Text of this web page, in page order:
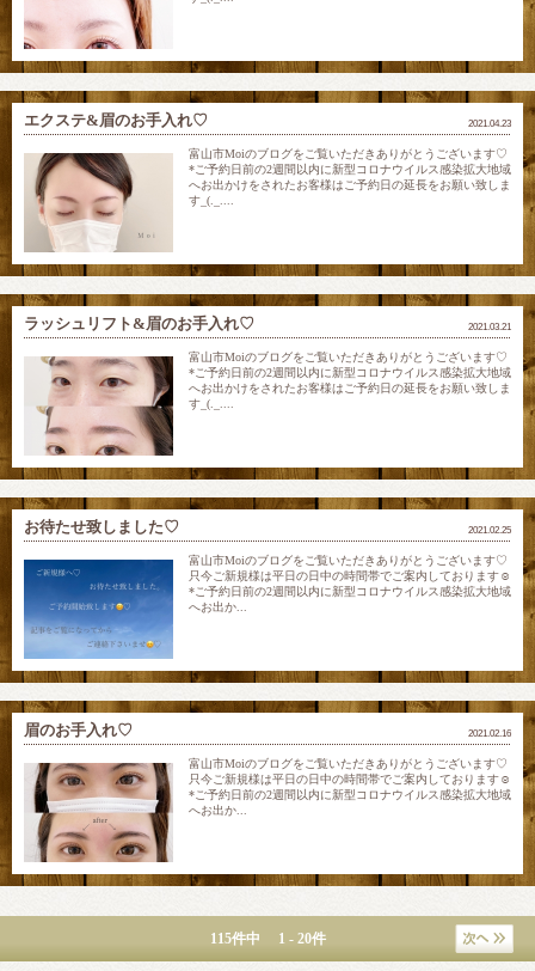
2021.04.23
エクステ&眉のお手入れ♡
富山市Moiのブログをご覧いただきありがとうございます♡
*ご予約日前の2週間以内に新型コロナウイルス感染拡大地域
へお出かけをされたお客様はご予約日の延長をお願い致しま
す_(._....
2021.03.21
ラッシュリフト&眉のお手入れ♡
富山市Moiのブログをご覧いただきありがとうございます♡
*ご予約日前の2週間以内に新型コロナウイルス感染拡大地域
へお出かけをされたお客様はご予約日の延長をお願い致しま
す_(._....
2021.02.25
お待たせ致しました♡
富山市Moiのブログをご覧いただきありがとうございます♡
只今ご新規様は平日の日中の時間帯でご案内しております☺
*ご予約日前の2週間以内に新型コロナウイルス感染拡大地域
へお出か...
2021.02.16
眉のお手入れ♡
富山市Moiのブログをご覧いただきありがとうございます♡
只今ご新規様は平日の日中の時間帯でご案内しております☺
*ご予約日前の2週間以内に新型コロナウイルス感染拡大地域
へお出か...
115件中 1 - 20件